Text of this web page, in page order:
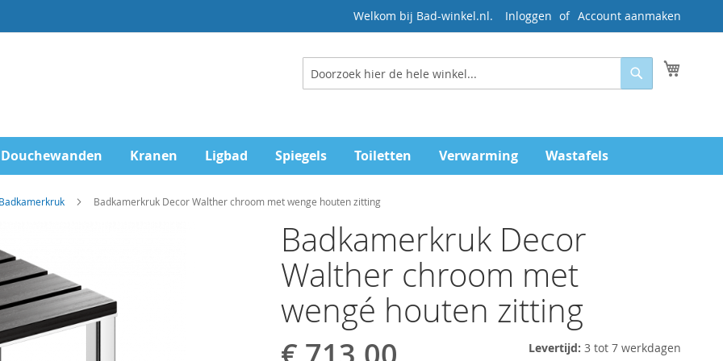
Welkom bij Bad-winkel.nl. Inloggen Account aanmaken
Zoeken
Zoeken
Douchewanden Kranen Ligbad Spiegels Toiletten Verwarming Wastafels
Badkamerkruk Decor Walther chroom met wenge houten zitting
Badkamerkruk Decor
Walther chroom met
wengé houten zitting
Levertijd: 3 tot 7 werkdagen